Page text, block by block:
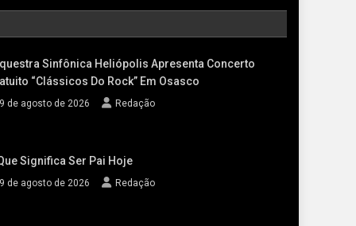
Sinfônica Heliópolis Apresenta Concerto
“Clássicos Do Rock” Em Osasco
de agosto de 2026 Redação
Significa Ser Pai Hoje
de agosto de 2026 Redação